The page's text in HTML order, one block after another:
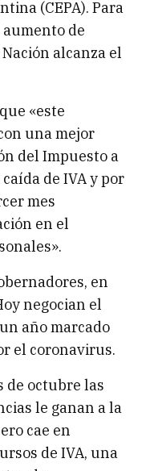
(CEPA). Para
de
alcanza el
«este
una mejor
del Impuesto a
de IVA y por
mes
en el
en
negocian el
año marcado
el coronavirus.
de octubre las
le ganan a la
cae en
de IVA, una